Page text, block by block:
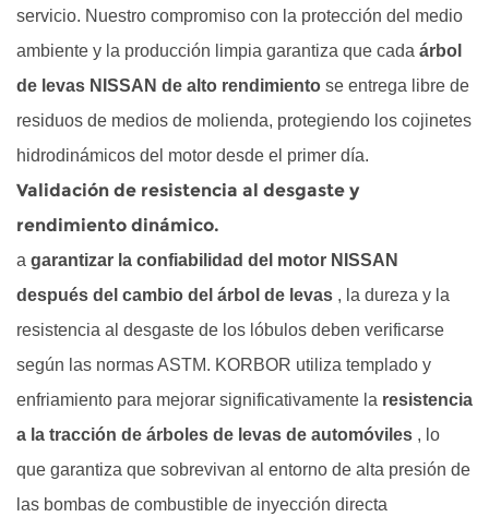
servicio. Nuestro compromiso con la protección del medio
ambiente y la producción limpia garantiza que cada árbol
de levas NISSAN de alto rendimiento se entrega libre de
residuos de medios de molienda, protegiendo los cojinetes
hidrodinámicos del motor desde el primer día.
Validación de resistencia al desgaste y
rendimiento dinámico.
a garantizar la confiabilidad del motor NISSAN
después del cambio del árbol de levas , la dureza y la
resistencia al desgaste de los lóbulos deben verificarse
según las normas ASTM. KORBOR utiliza templado y
enfriamiento para mejorar significativamente la resistencia
a la tracción de árboles de levas de automóviles , lo
que garantiza que sobrevivan al entorno de alta presión de
las bombas de combustible de inyección directa